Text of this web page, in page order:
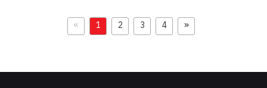
« 1 2 3 4 »